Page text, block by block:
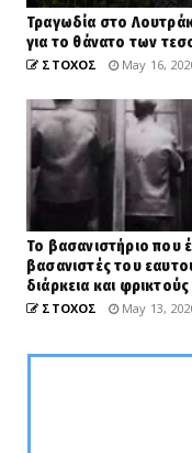
Τραγωδία στο
για το θάνατο των
ΣΤΟΧΟΣ May 16,
Το βασανιστήριο που
βασανιστές του
διάρκεια και
ΣΤΟΧΟΣ May 13,